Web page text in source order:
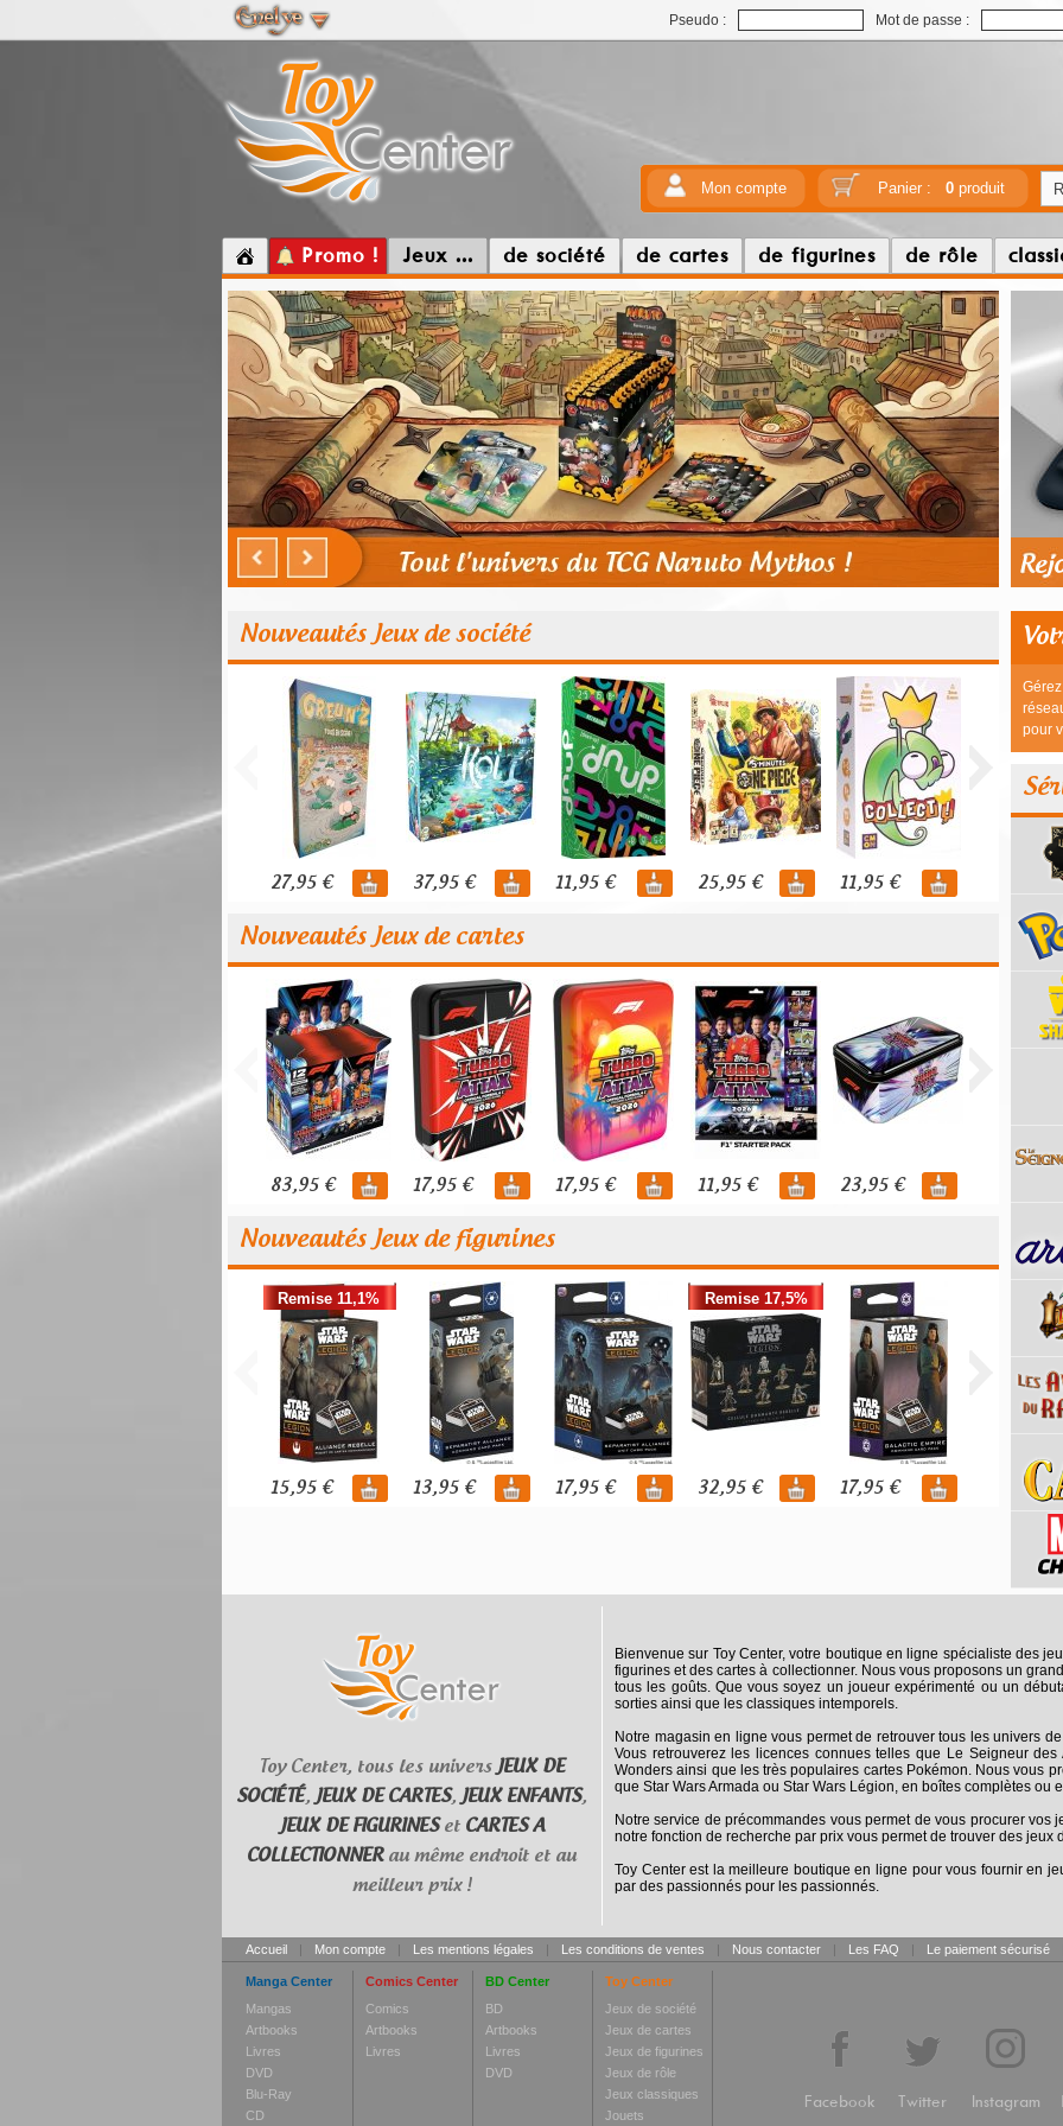
Pseudo : Mot de passe :
Mon compte Panier : 0produit
Promo ! Jeux ... de société de cartes de figurines de rôle
Nouveautés Jeux de société
27,95 € 37,95 € 11,95 € 25,95 € 11,95 €
Nouveautés Jeux de cartes
83,95 € 17,95 € 17,95 € 11,95 € 23,95 €
Nouveautés Jeux de figurines
Remise 11,1%
15,95 € 13,95 € 17,95 €
Remise 17,5%
32,95 € 17,95 € 39,95 €
pour
Toy Center, tous les univers JEUX DE
SOCIÉTÉ, JEUX DE CARTES, JEUX ENFANTS,
JEUX DE FIGURINESet CARTES A
COLLECTIONNERau même endroit et au
meilleur prix !
Bienvenue sur Toy Center, votre boutique en ligne spécialiste des
figurines et des cartes à collectionner. Nous vous proposons un
tous les goûts. Que vous soyez un joueur expérimenté ou un
sorties ainsi que les classiques intemporels.
Notre magasin en ligne vous permet de retrouver tous les univers
Vous retrouverez les licences connues telles que Le Seigneur
Wonders ainsi que les très populaires cartes Pokémon. Nous vous
que Star Wars Armada ou Star Wars Légion, en boîtes complètes ou
Notre service de précommandes vous permet de vous procurer vos
notre fonction de recherche par prix vous permet de trouver des jeux
Toy Center est la meilleure boutique en ligne pour vous fournir en
par des passionnés pour les passionnés.
Accueil | Mon compte | Les mentions légales | Les conditions de ventes | Nous contacter | Les FAQ | Le paiement sécurisé
Manga Center
Mangas
Artbooks
Livres
DVD
Blu-Ray
CD
Comics Center
Comics
Artbooks
Livres
BD Center
BD
Artbooks
Livres
DVD
Toy Center
Jeux de société
Jeux de cartes
Jeux de figurines
Jeux de rôle
Jeux classiques
Jouets
Facebook Twitter Instagram